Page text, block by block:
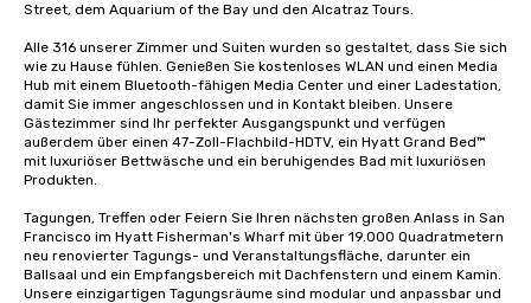
Street, dem Aquarium of the Bay und den Alcatraz Tours.
Alle 316 unserer Zimmer und Suiten wurden so gestaltet, dass Sie sich
wie zu Hause fühlen. Genießen Sie kostenloses WLAN und einen Media
Hub mit einem Bluetooth-fähigen Media Center und einer Ladestation,
damit Sie immer angeschlossen und in Kontakt bleiben. Unsere
Gästezimmer sind Ihr perfekter Ausgangspunkt und verfügen
außerdem über einen 47-Zoll-Flachbild-HDTV, ein Hyatt Grand Bed™
mit luxuriöser Bettwäsche und ein beruhigendes Bad mit luxuriösen
Produkten.
Tagungen, Treffen oder Feiern Sie Ihren nächsten großen Anlass in San
Francisco im Hyatt Fisherman's Wharf mit über 19.000 Quadratmetern
neu renovierter Tagungs- und Veranstaltungsfläche, darunter ein
Ballsaal und ein Empfangsbereich mit Dachfenstern und einem Kamin.
Unsere einzigartigen Tagungsräume sind modular und anpassbar und